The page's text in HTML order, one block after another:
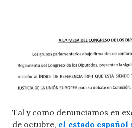
Tal y como denunciamos en
de octubre, el estado español